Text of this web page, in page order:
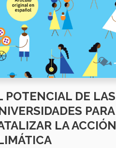
POTENCIAL DE LAS
PARA
LA ACCIÓN